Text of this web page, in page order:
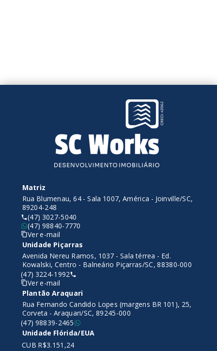
Matriz
Rua Blumenau, 64 - Sala 1007, América - Joinville/SC,
89204-248
(47) 3027-5040
(47) 98840-7770
Ver e-mail
Unidade Piçarras
Avenida Nereu Ramos, 1037 - Sala térrea - Ed.
Kowalski, Centro - Balneário Piçarras/SC, 88380-000
(47) 3224-1992
Ver e-mail
Plantão Araquari
Rua Fernando Candido Lopes (margens BR 101), 25,
Corveta - Araquari/SC, 89245-000
(47) 98839-2465
Unidade Flórida/EUA
CUB R$3.151,24